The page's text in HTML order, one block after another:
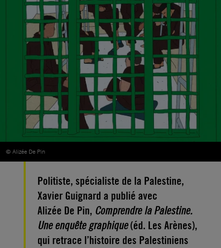
© Alizée De Pin
Politiste, spécialiste de la Palestine,
Xavier Guignard a publié avec
Alizée De Pin, Comprendre la Palestine.
Une enquête graphique(éd. Les Arènes),
qui retrace l’histoire des Palestiniens